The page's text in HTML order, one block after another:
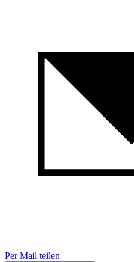
Per Mail teilen